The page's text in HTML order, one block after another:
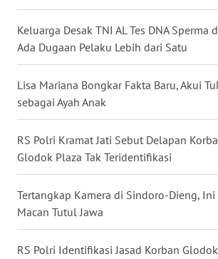
Keluarga Desak TNI AL Tes DNA Sperma
Ada Dugaan Pelaku Lebih dari Satu
Lisa Mariana Bongkar Fakta Baru, Akui
sebagai Ayah Anak
RS Polri Kramat Jati Sebut Delapan
Glodok Plaza Tak Teridentifikasi
Tertangkap Kamera di Sindoro-Dieng, Ini
Macan Tutul Jawa
RS Polri Identifikasi Jasad Korban
WN
SUMBAR
WN
SUMSEL
WN
BENGKULU
WN